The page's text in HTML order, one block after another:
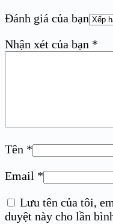
Đánh giá của bạn
Nhận xét của bạn *
Tên *
Email *
Lưu tên của tôi,
duyệt này cho lần